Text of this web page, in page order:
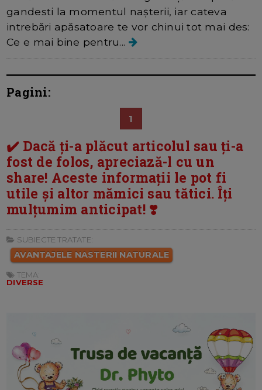
gandesti la momentul nașterii, iar cateva
intrebări apăsatoare te vor chinui tot mai des:
Ce e mai bine pentru...
Pagini:
1
✔️ Dacă ți-a plăcut articolul sau ți-a
fost de folos, apreciază-l cu un
share! Aceste informații le pot fi
utile și altor mămici sau tătici. Îți
mulțumim anticipat! ❣️
SUBIECTE TRATATE:
AVANTAJELE NASTERII NATURALE
TEMA:
DIVERSE